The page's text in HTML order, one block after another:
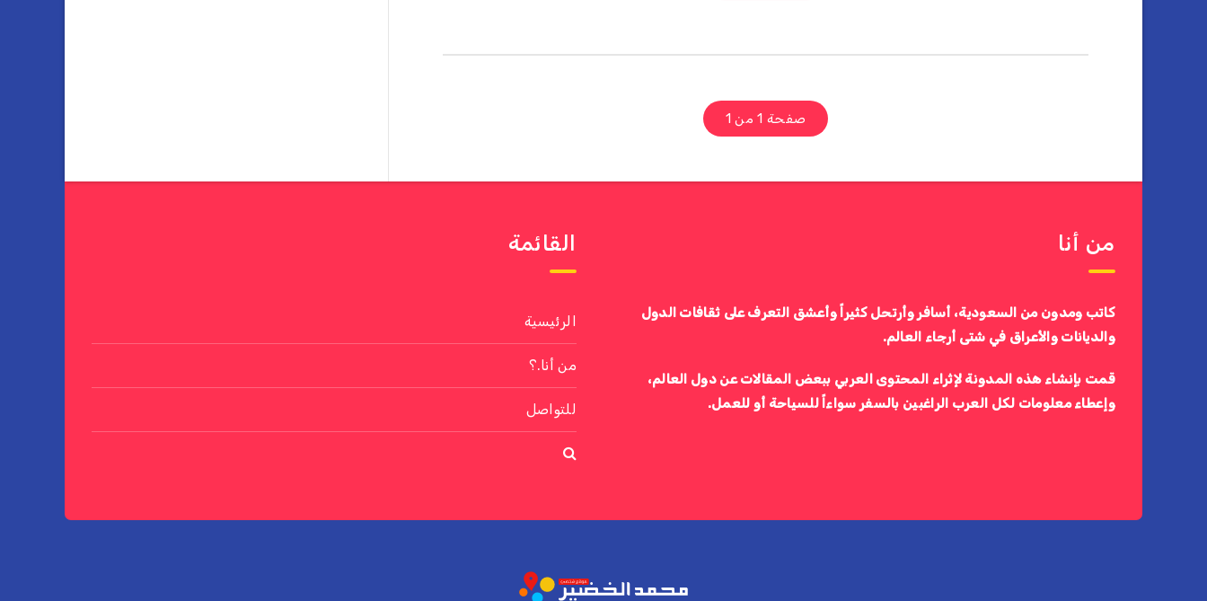
صفحة 1 من 1
من أنا
كاتب ومدون من السعودية، أسافر وأرتحل كثيراً وأعشق التعرف على ثقافات الدول
والديانات والأعراق في شتى أرجاء العالم.
قمت بإنشاء هذه المدونة لإثراء المحتوى العربي ببعض المقالات عن دول العالم،
وإعطاء معلومات لكل العرب الراغبين بالسفر سواءاً للسياحة أو للعمل.
القائمة
الرئيسية
من أنا.؟
للتواصل